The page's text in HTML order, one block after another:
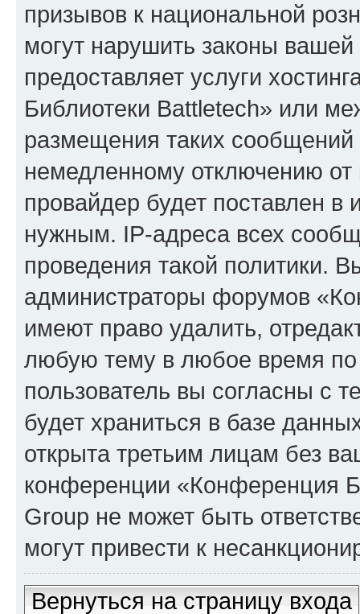
призывов к национальной
могут нарушить законы
предоставляет услуги
Библиотеки Battletech» или
размещения таких
немедленному отключению
провайдер будет поставлен в
нужным. IP-адреса всех
проведения такой политики.
администраторы форумов
имеют право удалить,
любую тему в любое время
пользователь вы согласны с
будет храниться в базе
открыта третьим лицам без
конференции «Конференция
Group не может быть
могут привести к
Вернуться на страницу входа